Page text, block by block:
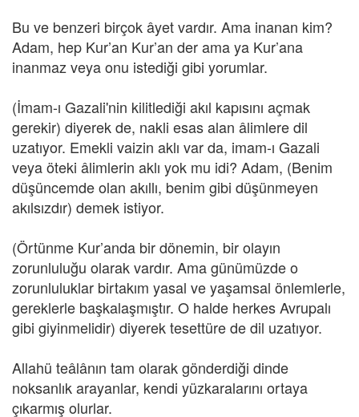
Bu ve benzeri birçok âyet vardır. Ama inanan kim?
Adam, hep Kur’an Kur’an der ama ya Kur’ana
inanmaz veya onu istediği gibi yorumlar.
(İmam-ı Gazali'nin kilitlediği akıl kapısını açmak
gerekir) diyerek de, nakli esas alan âlimlere dil
uzatıyor. Emekli vaizin aklı var da, imam-ı Gazali
veya öteki âlimlerin aklı yok mu idi? Adam, (Benim
düşüncemde olan akıllı, benim gibi düşünmeyen
akılsızdır) demek istiyor.
(Örtünme Kur’anda bir dönemin, bir olayın
zorunluluğu olarak vardır. Ama günümüzde o
zorunluluklar birtakım yasal ve yaşamsal önlemlerle,
gereklerle başkalaşmıştır. O halde herkes Avrupalı
gibi giyinmelidir) diyerek tesettüre de dil uzatıyor.
Allahü teâlânın tam olarak gönderdiği dinde
noksanlık arayanlar, kendi yüzkaralarını ortaya
çıkarmış olurlar.